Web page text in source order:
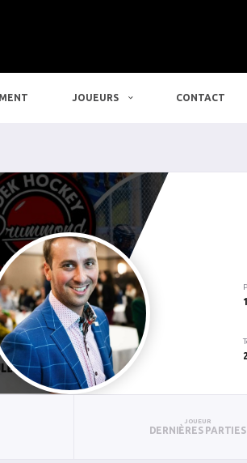
JOUEURS CONTACT
JOUEUR
DERNIÈRES PARTIES